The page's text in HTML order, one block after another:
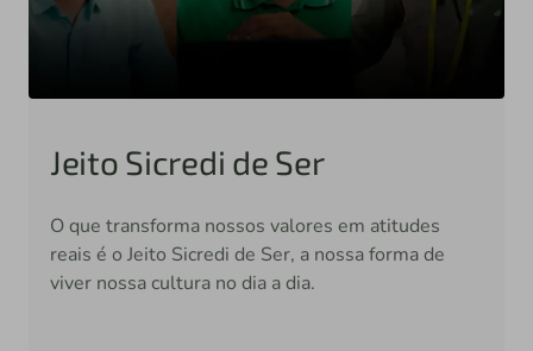
Jeito Sicredi de Ser
O que transforma nossos valores em atitudes
reais é o Jeito Sicredi de Ser, a nossa forma de
viver nossa cultura no dia a dia.